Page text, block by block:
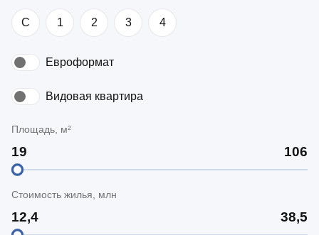
C 1 2 3 4
Евроформат
Видовая квартира
Площадь, м²
Стоимость жилья, млн